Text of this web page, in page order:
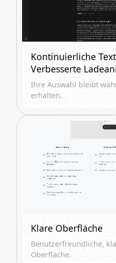
Kontinuierliche
Verbesserte
Ihre Auswahl bleibt
erhalten.
Klare Oberfläche
Benutzerfreundliche,
Oberfläche.